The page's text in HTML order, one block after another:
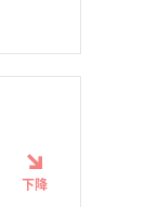
下降